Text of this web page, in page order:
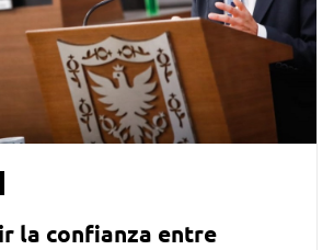
la confianza entre